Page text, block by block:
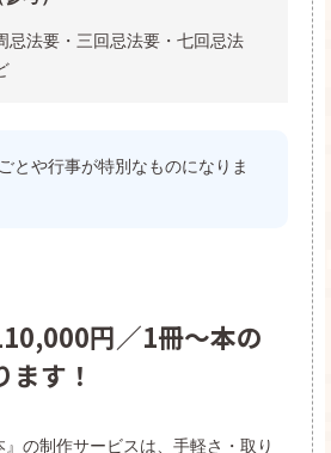
忌法要・三回忌法要・七回忌法
とや行事が特別なものになりま
円／1冊〜本の
す！
』の制作サービスは、手軽さ・取り